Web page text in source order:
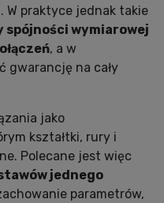
praktyce jednak takie
wymiarowej
, a w
gwarancję na cały
jako
kształtki, rury i
Polecane jest więc
jednego
parametrów,